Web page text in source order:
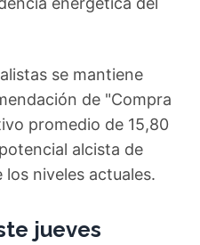
se mantiene
de "Compra
promedio de 15,80
alcista de
niveles actuales.
jueves